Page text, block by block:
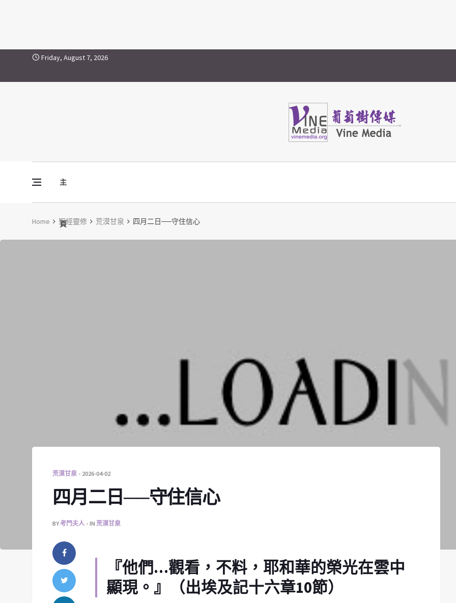
Skip to contentFriday, August 7, 2026
主
頁
Vine Media
葡萄樹傳媒
Home 聖經靈修 荒漠甘泉 四月二日──守住信心
荒漠甘泉 2026-04-02
四月二日──守住信心
BY考門夫人 IN 荒漠甘泉
『他們…觀看，不料，耶和華的榮光在雲中
顯現。』（出埃及記十六章10節）